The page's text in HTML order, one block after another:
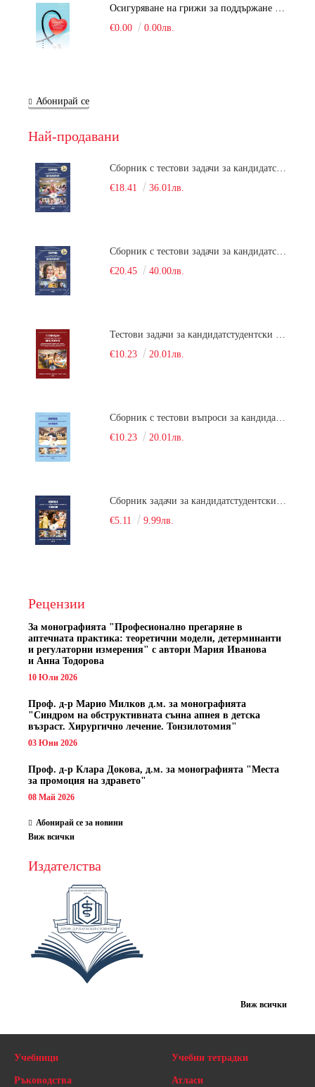
Осигуряване на грижи за поддържане на здравното състояние на уязвимите групи от населени
€0.00
0.00лв.
Абонирай се
Най-продавани
Сборник с тестови задачи за кандидатстудентски изпит по биология върху учебния материал за задължителна и профилирана подготовка, изучаван в средния курс на обучение. Част 1
€18.41
36.01лв.
Сборник с тестови задачи за кандидатстудентски изпит по биология върху учебния материал за задължителна и профилирана подготовка, изучаван в средния курс на обучение. Част 2
€20.45
40.00лв.
Тестови задачи за кандидатстудентски изпит по биология. Сборник
€10.23
20.01лв.
Сборник с тестови въпроси за кандидатстудентски изпит по химия. 2022
€10.23
20.01лв.
Сборник задачи за кандидатстудентски изпит по химия
€5.11
9.99лв.
Рецензии
За монографията "Професионално прегаряне в
аптечната практика: теоретични модели, детерминанти
и регулаторни измерения" с автори Мария Иванова
и Анна Тодорова
10 Юли 2026
Проф. д-р Марио Милков д.м. за монографията
"Синдром на обструктивната сънна апнея в детска
възраст. Хирургично лечение. Тонзилотомия"
03 Юни 2026
Проф. д-р Клара Докова, д.м. за монографията "Места
за промоция на здравето"
08 Май 2026
Абонирай се за новини
Виж всички
Издателства
Виж всички
Учебници
Ръководства
Учебни тетрадки
Атласи